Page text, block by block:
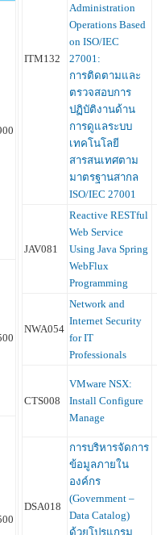
ITM132
Administration
Operations Based
on ISO/IEC
27001:
การติดตามและ
ตรวจสอบการ
ปฏิบัติงานด้าน
การดูแลระบบ
เทคโนโลยี
สารสนเทศตาม
มาตรฐานสากล
ISO/IEC 27001
JAV081
Reactive RESTful
Web Service
Using Java Spring
WebFlux
Programming
NWA054
Network and
Internet Security
for IT
Professionals
CTS008
VMware NSX:
Install Configure
Manage
DSA018
การบริหารจัดการ
ข้อมูลภายใน
องค์กร
(Government –
Data Catalog)
ด้วยโปรแกรม